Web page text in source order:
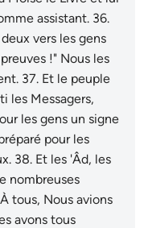
assistant. 36.
vers les gens
!" Nous les
37. Et le peuple
les Messagers,
les gens un signe
pour les
38. Et les 'Âd, les
nombreuses
À tous, Nous avions
avons tous